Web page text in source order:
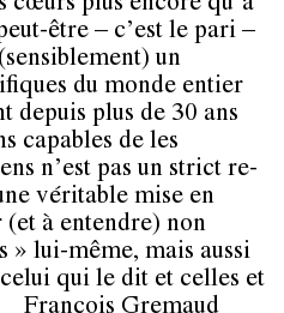
être – c’est le pari –
un
du monde entier
depuis plus de 30 ans
capables de les
n’est pas un strict re-
véritable mise en
à entendre) non
» lui-même, mais aussi
qui le dit et celles et